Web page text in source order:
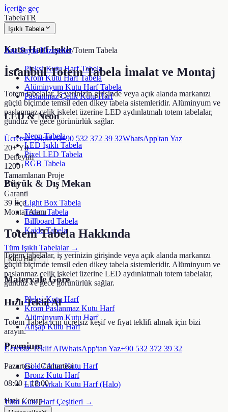
İçeriğe geç
TabelaTR
Işıklı Tabela
Kutu Harf Işıklı
Pleksi Kutu Harf Tabela
Krom Kutu Harf Tabela
Alüminyum Kutu Harf Tabela
Paslanmaz Çelik Kutu Harf
LED & Neon
Neon Tabela
LED Işıklı Tabela
Pixel LED Tabela
RGB Tabela
Büyük & Dış Mekan
Light Box Tabela
Totem Tabela
Billboard Tabela
Kaide Tabela
Tüm Işıklı Tabelalar →
Kutu Harf
Materyale Göre
Pleksi Kutu Harf
Krom Paslanmaz Kutu Harf
Alüminyum Kutu Harf
Ahşap Kutu Harf
Premium
Gold / Altın Kutu Harf
Bronz Kutu Harf
LED Arkalı Kutu Harf (Halo)
Tüm Kutu Harf Çeşitleri →
Ana Sayfa/Hizmetler/Totem Tabela
İstanbul Totem Tabela İmalat ve Montaj
Totem tabelalar, iş yerinizin girişinde veya açık alanda markanızı
güçlü biçimde temsil eden dikey tabela sistemleridir. Alüminyum ve
paslanmaz çelik iskelet üzerine LED aydınlatmalı totem tabelalar,
gündüz ve gece görünürlük sağlar.
Ücretsiz Teklif Al+90 532 372 39 32WhatsApp'tan Yaz
20+ Yıl
Deneyim
1200+
Tamamlanan Proje
2 Yıl
Garanti
39 İlçe
Montaj Alanı
Totem Tabela Hakkında
Totem tabelalar, iş yerinizin girişinde veya açık alanda markanızı
güçlü biçimde temsil eden dikey tabela sistemleridir. Alüminyum ve
paslanmaz çelik iskelet üzerine LED aydınlatmalı totem tabelalar,
gündüz ve gece görünürlük sağlar.
Hızlı Teklif Al
Totem Tabelaiçin ücretsiz keşif ve fiyat teklifi almak için bizi
arayın.
Ücretsiz Teklif AlWhatsApp'tan Yaz+90 532 372 39 32
Pazartesi – Cumartesi
08:00 – 18:00
Hızlı Cevap